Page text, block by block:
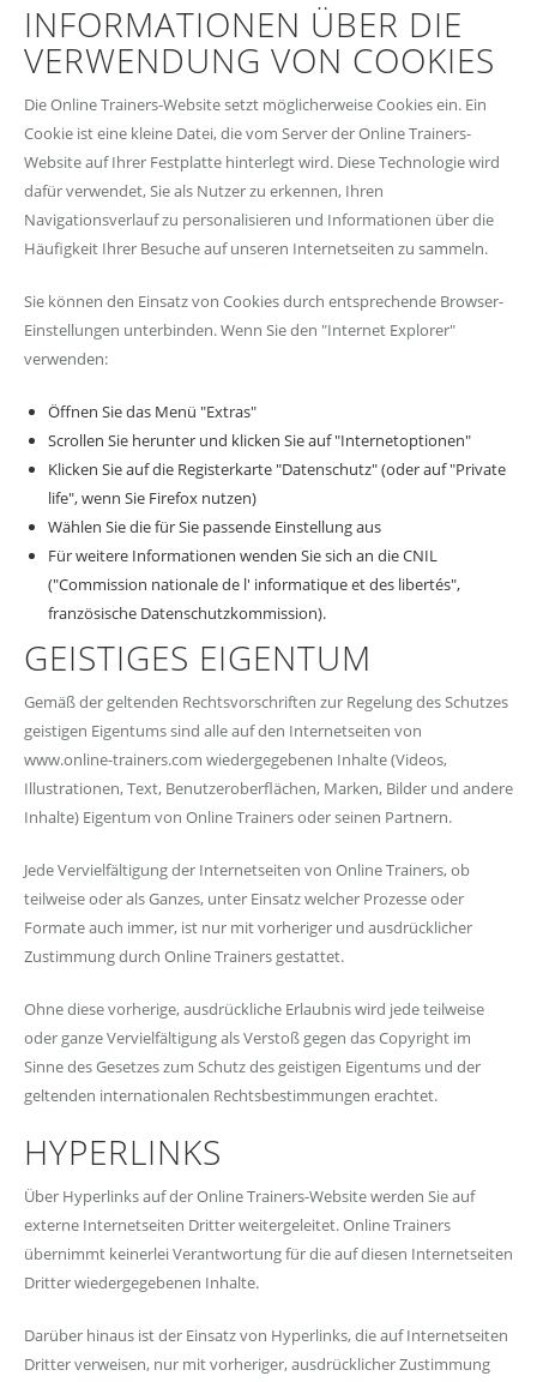
INFORMATIONEN ÜBER DIE
VERWENDUNG VON COOKIES
Die Online Trainers-Website setzt möglicherweise Cookies ein. Ein
Cookie ist eine kleine Datei, die vom Server der Online Trainers-
Website auf Ihrer Festplatte hinterlegt wird. Diese Technologie wird
dafür verwendet, Sie als Nutzer zu erkennen, Ihren
Navigationsverlauf zu personalisieren und Informationen über die
Häufigkeit Ihrer Besuche auf unseren Internetseiten zu sammeln.
Sie können den Einsatz von Cookies durch entsprechende Browser-
Einstellungen unterbinden. Wenn Sie den "Internet Explorer"
verwenden:
Öffnen Sie das Menü "Extras"
Scrollen Sie herunter und klicken Sie auf "Internetoptionen"
Klicken Sie auf die Registerkarte "Datenschutz" (oder auf "Private
life", wenn Sie Firefox nutzen)
Wählen Sie die für Sie passende Einstellung aus
Für weitere Informationen wenden Sie sich an die CNIL
("Commission nationale de l' informatique et des libertés",
französische Datenschutzkommission).
GEISTIGES EIGENTUM
Gemäß der geltenden Rechtsvorschriften zur Regelung des Schutzes
geistigen Eigentums sind alle auf den Internetseiten von
www.online-trainers.com wiedergegebenen Inhalte (Videos,
Illustrationen, Text, Benutzeroberflächen, Marken, Bilder und andere
Inhalte) Eigentum von Online Trainers oder seinen Partnern.
Jede Vervielfältigung der Internetseiten von Online Trainers, ob
teilweise oder als Ganzes, unter Einsatz welcher Prozesse oder
Formate auch immer, ist nur mit vorheriger und ausdrücklicher
Zustimmung durch Online Trainers gestattet.
Ohne diese vorherige, ausdrückliche Erlaubnis wird jede teilweise
oder ganze Vervielfältigung als Verstoß gegen das Copyright im
Sinne des Gesetzes zum Schutz des geistigen Eigentums und der
geltenden internationalen Rechtsbestimmungen erachtet.
HYPERLINKS
Über Hyperlinks auf der Online Trainers-Website werden Sie auf
externe Internetseiten Dritter weitergeleitet. Online Trainers
übernimmt keinerlei Verantwortung für die auf diesen Internetseiten
Dritter wiedergegebenen Inhalte.
Darüber hinaus ist der Einsatz von Hyperlinks, die auf Internetseiten
Dritter verweisen, nur mit vorheriger, ausdrücklicher Zustimmung